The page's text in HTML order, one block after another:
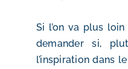
Si l’on va plus
demander si,
l’inspiration dans